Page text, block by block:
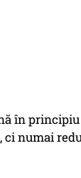
în
numai